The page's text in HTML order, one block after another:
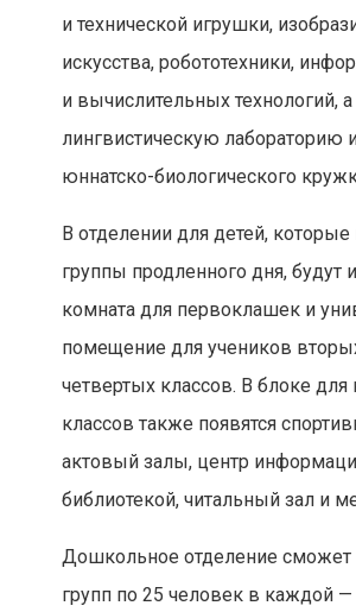
и технической игрушки,
искусства, робототехники,
и вычислительных технологий,
лингвистическую лабораторию
юннатско-биологического
В отделении для детей,
группы продленного дня, будут
комната для первоклашек и
помещение для учеников
четвертых классов. В блоке для
классов также появятся
актовый залы, центр
библиотекой, читальный зал и
Дошкольное отделение сможет
групп по 25 человек в каждой —